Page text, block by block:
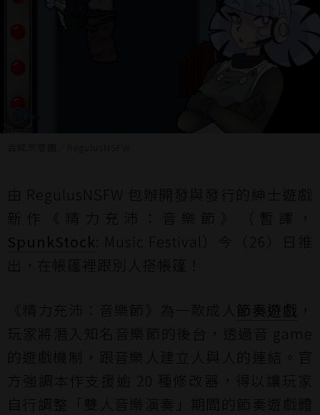
由 RegulusNSFW 包辦開發與發行的紳士遊戲
新作《精力充沛：音樂節》（暫譯，
SpunkStock : Music Festival）今（26）日推
出，在帳篷裡跟別人搭帳篷！
《精力充沛：音樂節》為一款成人 節奏遊戲 ，
玩家將潛入知名音樂節的後台，透過音 game
的遊戲機制，跟音樂人建立人與人的連結。官
方強調本作支援逾 20 種修改器，得以讓玩家
自行調整「雙人音樂演奏」期間的節奏遊戲體